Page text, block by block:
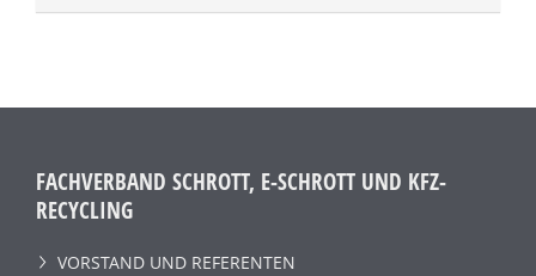
FACHVERBAND SCHROTT, E-SCHROTT UND KFZ-
RECYCLING
VORSTAND UND REFERENTEN